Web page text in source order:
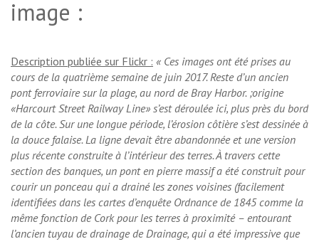
image :
Description publiée sur Flickr : « Ces images ont été prises au
cours de la quatrième semaine de juin 2017. Reste d’un ancien
pont ferroviaire sur la plage, au nord de Bray Harbor. ;origine
«Harcourt Street Railway Line» s’est déroulée ici, plus près du bord
de la côte. Sur une longue période, l’érosion côtière s’est dessinée à
la douce falaise. La ligne devait être abandonnée et une version
plus récente construite à l’intérieur des terres. À travers cette
section des banques, un pont en pierre massif a été construit pour
courir un ponceau qui a drainé les zones voisines (facilement
identifiées dans les cartes d’enquête Ordnance de 1845 comme la
même fonction de Cork pour les terres à proximité – entourant
l’ancien tuyau de drainage de Drainage, qui a été impressive que